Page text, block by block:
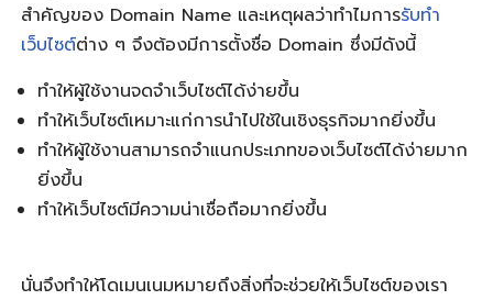
สำคัญของ Domain Name และเหตุผลว่าทำไมการรับทำ
เว็บไซต์ต่าง ๆ จึงต้องมีการตั้งชื่อ Domain ซึ่งมีดังนี้
ทำให้ผู้ใช้งานจดจำเว็บไซต์ได้ง่ายขึ้น
ทำให้เว็บไซต์เหมาะแก่การนำไปใช้ในเชิงธุรกิจมากยิ่งขึ้น
ทำให้ผู้ใช้งานสามารถจำแนกประเภทของเว็บไซต์ได้ง่ายมาก
ยิ่งขึ้น
ทำให้เว็บไซต์มีความน่าเชื่อถือมากยิ่งขึ้น
นั่นจึงทำให้โดเมนเนมหมายถึงสิ่งที่จะช่วยให้เว็บไซต์ของเรา